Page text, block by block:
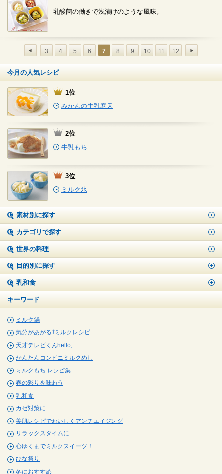
乳酸菌の働きで浅漬けのような風味。
3 4 5 6 7 8 9 10 11 12
今月の人気レシピ
1位
みかんの牛乳寒天
2位
牛乳もち
3位
ミルク氷
素材別に探す
カテゴリで探す
世界の料理
目的別に探す
乳和食
キーワード
ミルク鍋
気分があがる⤴ミルクレシピ
天才テレビくんhello,
かんたんコンビニミルクめし
ミルクもち レシピ集
春の彩りを味わう
乳和食
カゼ対策に
美肌レシピでおいしくアンチエイジング
リラックスタイムに
心ゆくまでミルクスイーツ！
ひな祭り
冬におすすめ